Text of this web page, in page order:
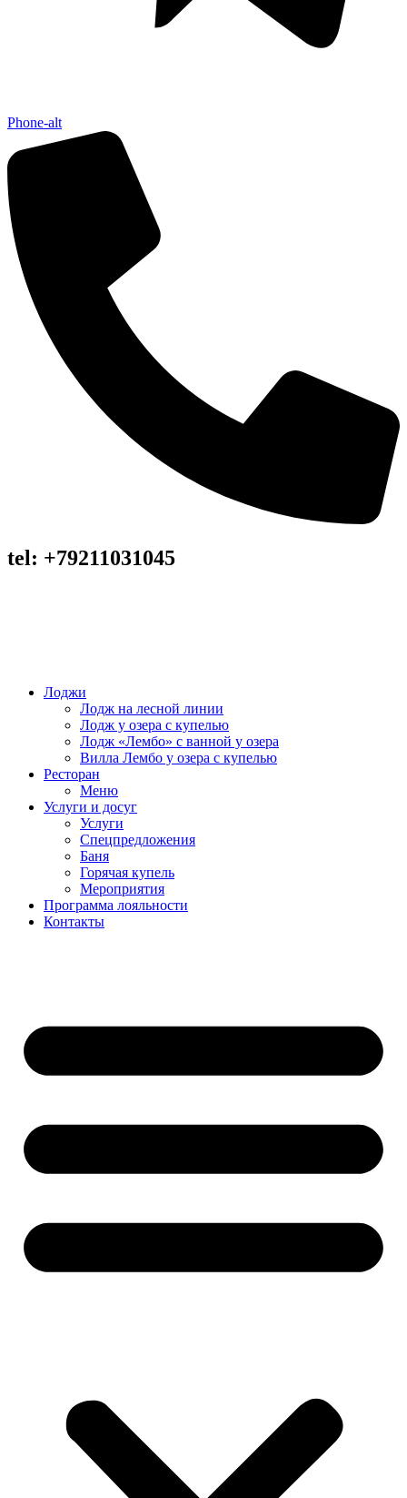
Phone-alt
tel: +79211031045
Лоджи
Лодж на лесной линии
Лодж у озера с купелью
Лодж «Лембо» с ванной у озера
Вилла Лембо у озера с купелью
Ресторан
Меню
Услуги и досуг
Услуги
Спецпредложения
Баня
Горячая купель
Мероприятия
Программа лояльности
Контакты